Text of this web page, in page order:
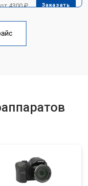
от 4300 ₽ Заказать
от 3100 ₽